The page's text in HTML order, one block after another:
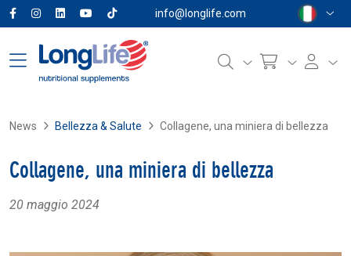
info@longlife.com
News Bellezza & Salute Collagene, una miniera di bellezza
Collagene, una miniera di bellezza
20 maggio 2024